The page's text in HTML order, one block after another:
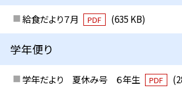
給食だより７月 PDF (635 KB)
学年便り
学年だより 夏休み号 ６年生 PDF